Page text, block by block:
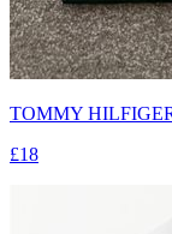
TOMMY
£18